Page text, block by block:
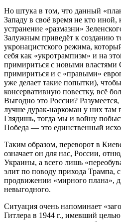
Но штука в том, что данный
Западу в своё время не кто
устранение «размазни»
Залужным приведёт к созданию
укронацистского режима,
себя как «укротрампизм» и на
примириться с новыми
примириться и с «правыми»
уже делает такие попытки),
консервативную повестку, всё
Выгодно это России?
лучше дурак-наркоман у них там
Глядишь, тогда мы и войну
Победа — это единственный
Таким образом, переворот в
означает он для нас, России,
Украины, а всего лишь
элит по поводу прихода Трампа,
продвижении «мирного плана»,
невыгодного.
Ситуация очень напоминает
Гитлера в 1944 г., имевший целью